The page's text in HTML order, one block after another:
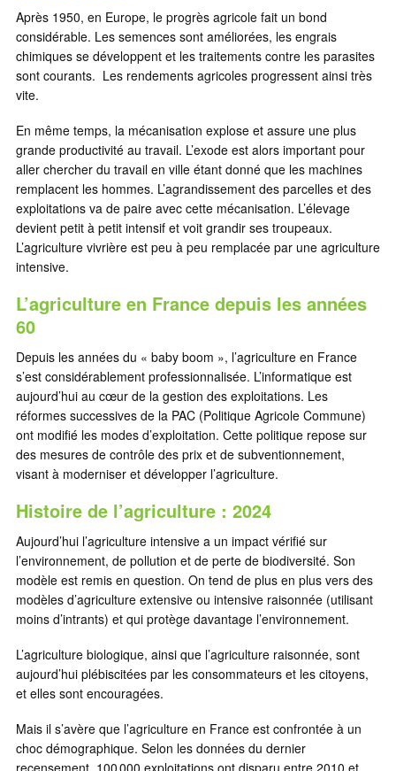
Après 1950, en Europe, le progrès agricole fait un bond
considérable. Les semences sont améliorées, les engrais
chimiques se développent et les traitements contre les parasites
sont courants. Les rendements agricoles progressent ainsi très
vite.
En même temps, la mécanisation explose et assure une plus
grande productivité au travail. L’exode est alors important pour
aller chercher du travail en ville étant donné que les machines
remplacent les hommes. L’agrandissement des parcelles et des
exploitations va de paire avec cette mécanisation. L’élevage
devient petit à petit intensif et voit grandir ses troupeaux.
L’agriculture vivrière est peu à peu remplacée par une agriculture
intensive.
L’agriculture en France depuis les années
60
Depuis les années du « baby boom », l’agriculture en France
s’est considérablement professionnalisée. L’informatique est
aujourd’hui au cœur de la gestion des exploitations. Les
réformes successives de la PAC (Politique Agricole Commune)
ont modifié les modes d’exploitation. Cette politique repose sur
des mesures de contrôle des prix et de subventionnement,
visant à moderniser et développer l’agriculture.
Histoire de l’agriculture : 2024
Aujourd’hui l’agriculture intensive a un impact vérifié sur
l’environnement, de pollution et de perte de biodiversité. Son
modèle est remis en question. On tend de plus en plus vers des
modèles d’agriculture extensive ou intensive raisonnée (utilisant
moins d’intrants) et qui protège davantage l’environnement.
L’agriculture biologique, ainsi que l’agriculture raisonnée, sont
aujourd’hui plébiscitées par les consommateurs et les citoyens,
et elles sont encouragées.
Mais il s’avère que l’agriculture en France est confrontée à un
choc démographique. Selon les données du dernier
recensement, 100 000 exploitations ont disparu entre 2010 et